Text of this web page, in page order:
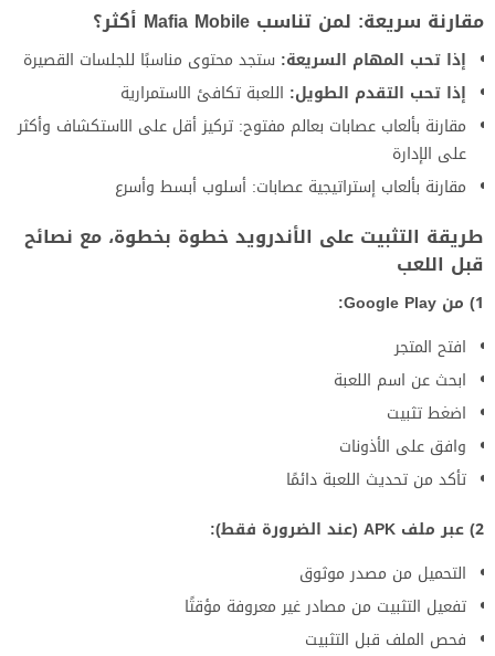
مقارنة سريعة: لمن تناسب Mafia Mobile أكثر؟
إذا تحب المهام السريعة: ستجد محتوى مناسبًا للجلسات القصيرة
إذا تحب التقدم الطويل: اللعبة تكافئ الاستمرارية
مقارنة بألعاب عصابات بعالم مفتوح: تركيز أقل على الاستكشاف وأكثر
على الإدارة
مقارنة بألعاب إستراتيجية عصابات: أسلوب أبسط وأسرع
طريقة التثبيت على الأندرويد خطوة بخطوة، مع نصائح
قبل اللعب
1) من Google Play:
افتح المتجر
ابحث عن اسم اللعبة
اضغط تثبيت
وافق على الأذونات
تأكد من تحديث اللعبة دائمًا
2) عبر ملف APK (عند الضرورة فقط):
التحميل من مصدر موثوق
تفعيل التثبيت من مصادر غير معروفة مؤقتًا
فحص الملف قبل التثبيت